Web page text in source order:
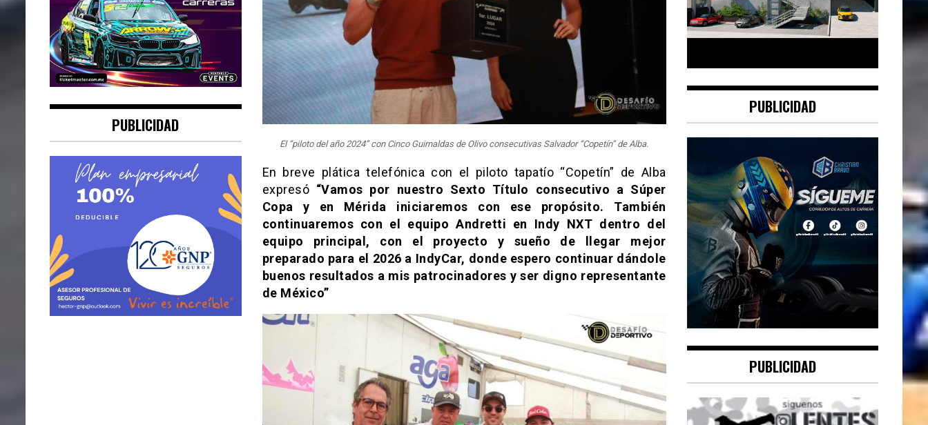
El “piloto del año 2024” con Cinco Guirnaldas de Olivo consecutivas Salvador “Copetín” de Alba.
En breve plática telefónica con el piloto tapatío “Copetín” de Alba
expresó “Vamos por nuestro Sexto Título consecutivo a Súper
Copa y en Mérida iniciaremos con ese propósito. También
continuaremos con el equipo Andretti en Indy NXT dentro del
equipo principal, con el proyecto y sueño de llegar mejor
preparado para el 2026 a IndyCar, donde espero continuar dándole
buenos resultados a mis patrocinadores y ser digno representante
de México”
PUBLICIDAD
PUBLICIDAD
PUBLICIDAD